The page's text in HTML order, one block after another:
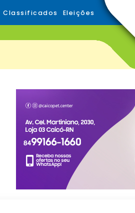
Classificados Eleições